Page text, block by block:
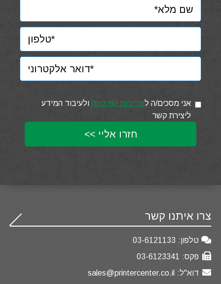
אני מסכים/ה למדיניות הפרטיות ולעיבוד המידע
ליצירת קשר
צרו איתנו קשר
טלפון: 03-6121133
פקס:
03-6123341
דוא"ל: sales@printercenter.co.il